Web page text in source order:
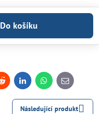
Do košíku
Reddit LinkedInWhatsApp
E-
mail
Následující produkt